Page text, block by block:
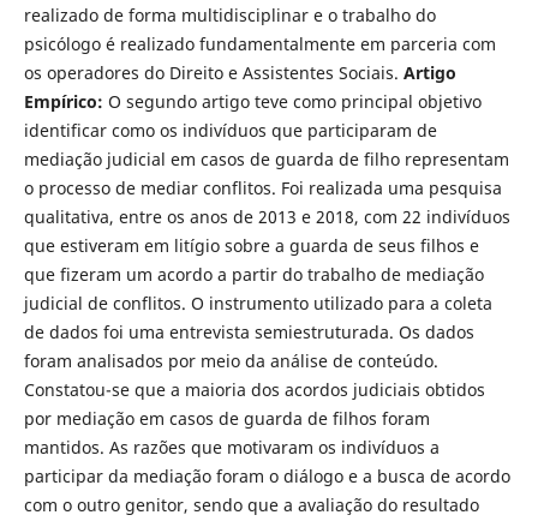
realizado de forma multidisciplinar e o trabalho do
psicólogo é realizado fundamentalmente em parceria com
os operadores do Direito e Assistentes Sociais. Artigo
Empírico: O segundo artigo teve como principal objetivo
identificar como os indivíduos que participaram de
mediação judicial em casos de guarda de filho representam
o processo de mediar conflitos. Foi realizada uma pesquisa
qualitativa, entre os anos de 2013 e 2018, com 22 in­divíduos
que estiveram em litígio sobre a guarda de seus filhos e
que fizeram um acordo a partir do trabalho de mediação
judicial de conflitos. O instru­mento utilizado para a coleta
de dados foi uma entrevista semiestruturada. Os dados
foram analisados por meio da análise de conteúdo.
Constatou-se que a maioria dos acordos judiciais obtidos
por mediação em casos de guarda de filhos foram
mantidos. As razões que motivaram os indivíduos a
participar da mediação foram o diálogo e a busca de acordo
com o outro genitor, sendo que a avaliação do resultado